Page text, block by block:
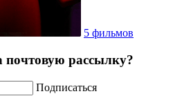
5 фильмов
почтовую рассылку?
Подписаться